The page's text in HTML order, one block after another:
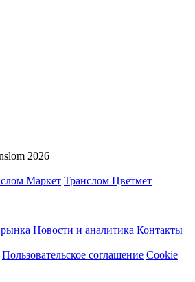
2026
Маркет Транслом Цветмет
Новости и аналитика Контакты
Пользовательское соглашение Cookie